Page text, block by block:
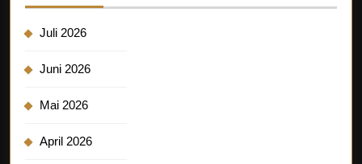
Juli 2026
Juni 2026
Mai 2026
April 2026